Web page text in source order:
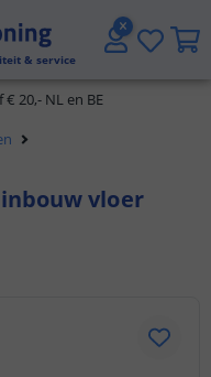
& service
20,- NL en BE
9.1
morgen in huisvloer